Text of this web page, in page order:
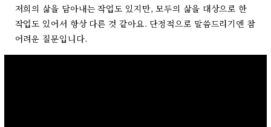
저희의 삶을 담아내는 작업도 있지만, 모두의 삶을 대상으로 한
작업도 있어서 항상 다른 것 같아요. 단정적으로 말씀드리기엔 참
어려운 질문입니다.